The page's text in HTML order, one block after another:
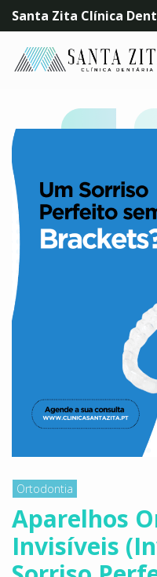
Santa Zita Clínica
Ortodontia
Aparelhos
Invisíveis